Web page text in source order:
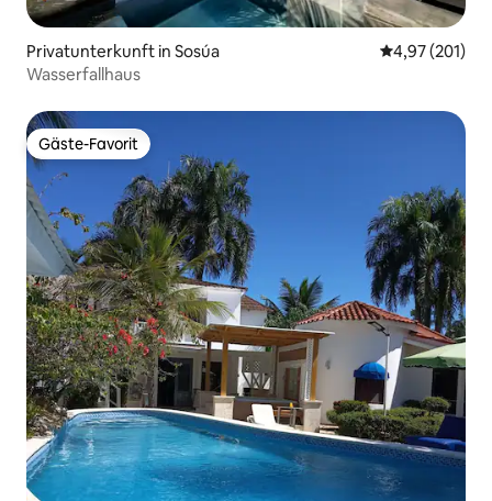
Privatunterkunft in Sosúa
4,97 (201)
Wasserfallhaus
Gäste-Favorit
Gäste-Favorit